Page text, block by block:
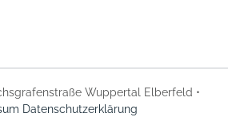
Wuppertal Elberfeld •
Datenschutzerklärung